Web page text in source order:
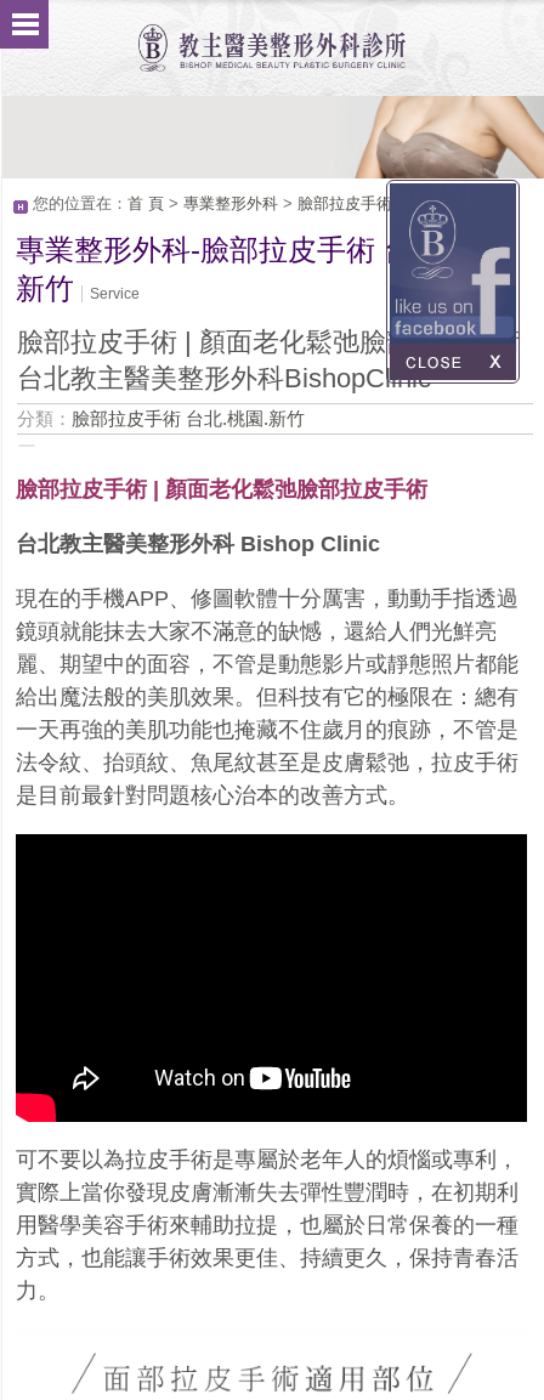
您的位置在： 首 頁> 專業整形外科> 臉部拉皮手術 台北.桃園.新竹
專業整形外科-臉部拉皮手術 台北.桃園.
新竹
Service
臉部拉皮手術 | 顏面老化鬆弛臉部拉皮手術
台北教主醫美整形外科BishopClinic
分類： 臉部拉皮手術 台北.桃園.新竹
臉部拉皮手術 | 顏面老化鬆弛臉部拉皮手術
台北教主醫美整形外科 Bishop Clinic
現在的手機APP、修圖軟體十分厲害，動動手指透過
鏡頭就能抹去大家不滿意的缺憾，還給人們光鮮亮
麗、期望中的面容，不管是動態影片或靜態照片都能
給出魔法般的美肌效果。但科技有它的極限在：總有
一天再強的美肌功能也掩藏不住歲月的痕跡，不管是
法令紋、抬頭紋、魚尾紋甚至是皮膚鬆弛，拉皮手術
是目前最針對問題核心治本的改善方式。
可不要以為拉皮手術是專屬於老年人的煩惱或專利，
實際上當你發現皮膚漸漸失去彈性豐潤時，在初期利
用醫學美容手術來輔助拉提，也屬於日常保養的一種
方式，也能讓手術效果更佳、持續更久 ，保持青春活
力。